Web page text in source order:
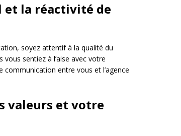
et la réactivité de
soyez attentif à la qualité du
sentiez à l’aise avec votre
entre vous et l’agence
valeurs et votre